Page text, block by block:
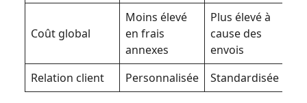
Coût global
Moins élevé
en frais
annexes
Plus élevé à
cause des
envois
Relation client
Personnalisée Standardisée